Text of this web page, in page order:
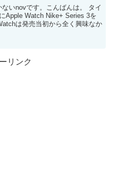
いnovです。こんばんは。 タイ
Apple Watch Nike+ Series 3を
は発売当初から全く興味なか
リンク